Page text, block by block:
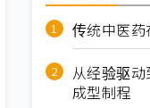
传统中医
从经验驱
成型制程